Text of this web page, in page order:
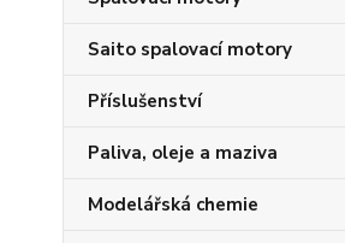
Saito spalovací motory
Příslušenství
Paliva, oleje a maziva
Modelářská chemie